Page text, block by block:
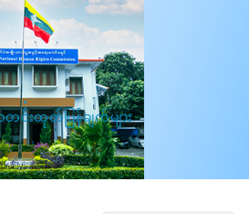
င်းထုတ်ပြန်ချက်များ